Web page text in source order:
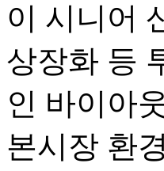
이 시니어
상장화 등
인 바이아
본시장 환